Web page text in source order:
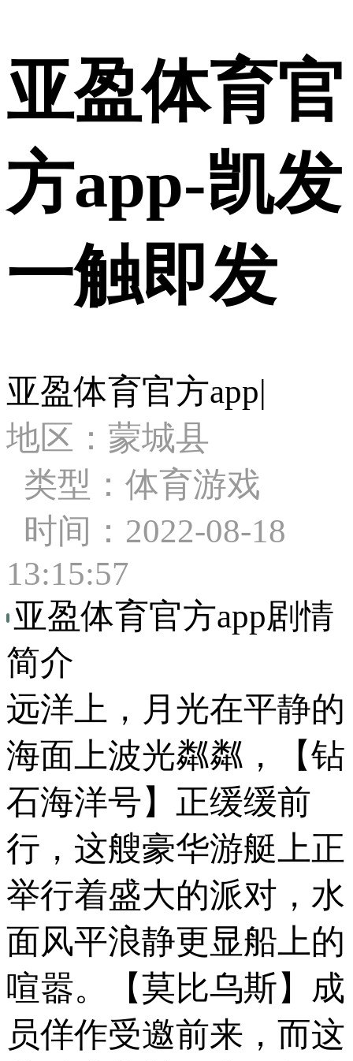
亚盈体育官
方app-凯发
一触即发
亚盈体育官方app|
地区：蒙城县
类型：体育游戏
时间：2022-08-18
13:15:57
亚盈体育官方app剧情
简介
远洋上，月光在平静的
海面上波光粼粼，【钻
石海洋号】正缓缓前
行，这艘豪华游艇上正
举行着盛大的派对，水
面风平浪静更显船上的
喧嚣。【莫比乌斯】成
员佯作受邀前来，而这